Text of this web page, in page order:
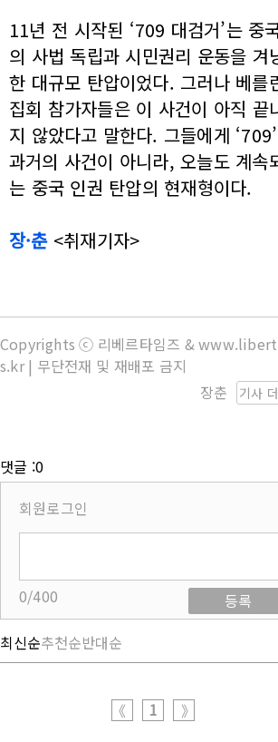
11년 전 시작된 ‘709 대검거’는 중
의 사법 독립과 시민권리 운동을 겨
한 대규모 탄압이었다. 그러나 베를
집회 참가자들은 이 사건이 아직 끝
지 않았다고 말한다. 그들에게
과거의 사건이 아니라, 오늘도 계속
는 중국 인권 탄압의 현재형이다.
장·춘<취재기자>
Copyrights ⓒ 리베르타임즈 &
s.kr | 무단전재 및 재배포 금지
기사
장춘
댓글 :0
회원로그인
0/400
등록
최신순추천순반대순
《 1 》